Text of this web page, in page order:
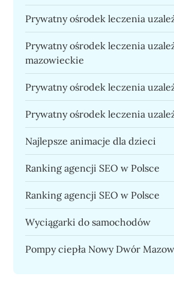
Prywatny ośrodek leczenia
Prywatny ośrodek leczenia
mazowieckie
Prywatny ośrodek leczenia
Prywatny ośrodek leczenia
Najlepsze animacje dla dzieci
Ranking agencji SEO w Polsce
Ranking agencji SEO w Polsce
Wyciągarki do samochodów
Pompy ciepła Nowy Dwór